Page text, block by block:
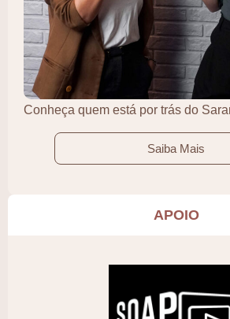
Conheça quem está por trás do
Saiba Mais
APOIO